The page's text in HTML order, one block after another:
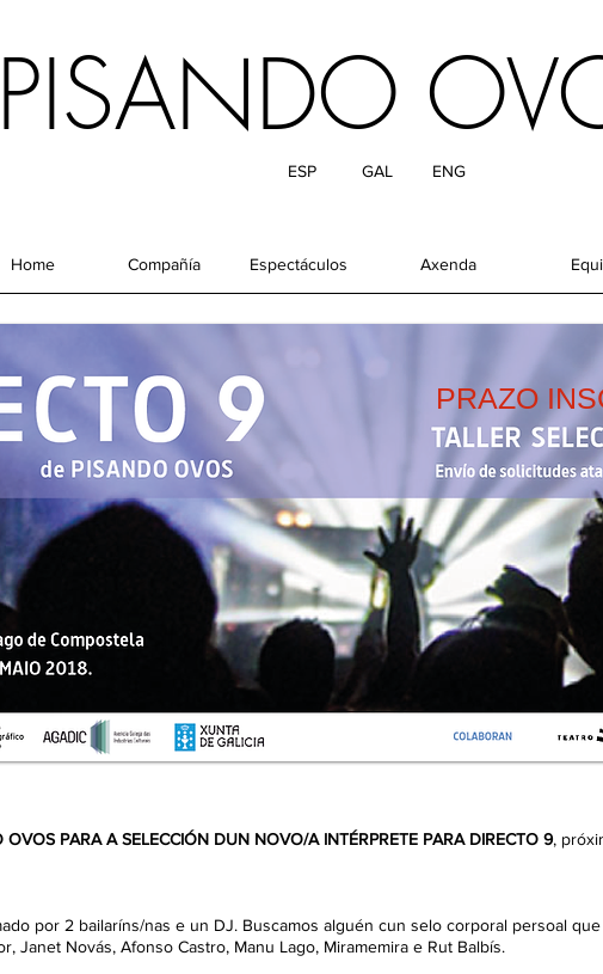
PISANDO
ESP GAL ENG
Axenda
Espectáculos
Compañía
Home
PRAZO
OVOS PARA A SELECCIÓN DUN NOVO/A INTÉRPRETE PARA DIRECTO 9,
por 2 bailaríns/nas e un DJ. Buscamos alguén cun selo corporal persoal
Janet Novás, Afonso Castro, Manu Lago, Miramemira e Rut Balbís.